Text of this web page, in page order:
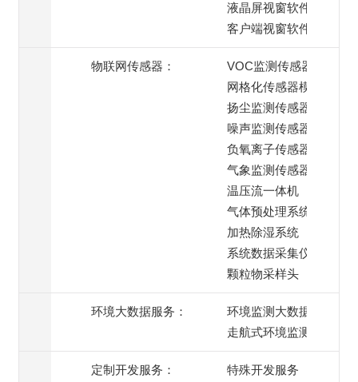
液晶屏视窗软件
客户端视窗软件
物联网传感器：
VOC监测传感器
网格化传感器模组
扬尘监测传感器
噪声监测传感器
负氧离子传感器
气象监测传感器
温压流一体机
气体预处理系统
加热除湿系统
系统数据采集仪
颗粒物采样头
环境大数据服务：
环境监测大数据服务
走航式环境监测服务
定制开发服务：
特殊开发服务